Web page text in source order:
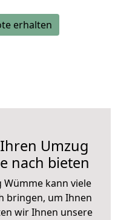
erhalten
Umzug
nach bieten
kann viele
bringen, um Ihnen
wir Ihnen unsere